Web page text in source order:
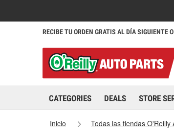
RECIBE TU ORDEN GRATIS AL DÍA SIGUIENTE
CATEGORIES DEALS STORE
Inicio Todas las tiendas O'Reilly